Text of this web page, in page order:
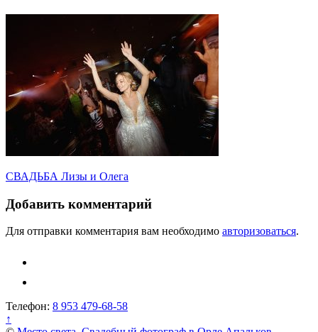
Навигация
по
записям
СВАДЬБА Лизы и Олега
Добавить комментарий
Для отправки комментария вам необходимо авторизоваться.
Телефон: 8 953 479-68-58
↑